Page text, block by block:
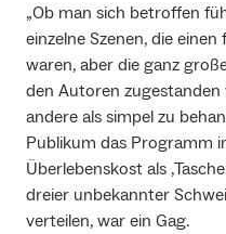
„Ob man sich betroffen
einzelne Szenen, die
waren, aber die ganz
den Autoren zugestanden
andere als simpel zu
Publikum das Programm
Überlebenskost als
dreier unbekannter
verteilen, war ein Gag.